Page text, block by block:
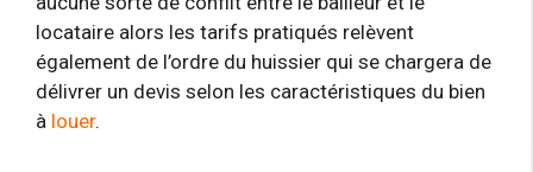
locataire alors les tarifs pratiqués relèvent
également de l’ordre du huissier qui se chargera de
délivrer un devis selon les caractéristiques du bien
à louer.